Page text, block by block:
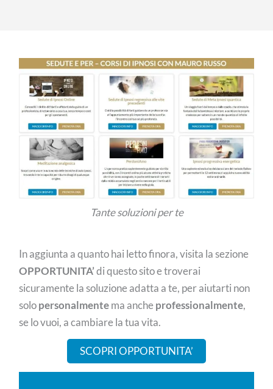
Tante soluzioni per te
In aggiunta a quanto hai letto finora, visita la sezione
OPPORTUNITA’di questo sito e troverai
sicuramente la soluzione adatta a te, per aiutarti non
solopersonalmentema ancheprofessionalmente,
se lo vuoi, a cambiare la tua vita.
SCOPRI OPPORTUNITA’